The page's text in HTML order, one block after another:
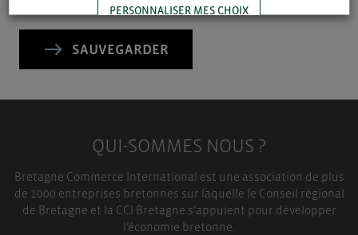
SAUVEGARDER
QUI-SOMMES NOUS ?
Bretagne Commerce International est une association de plus
de 1000 entreprises bretonnes sur laquelle le Conseil régional
de Bretagne et la CCI Bretagne s’appuient pour développer
l’économie bretonne.
PERSONNALISER MES CHOIX